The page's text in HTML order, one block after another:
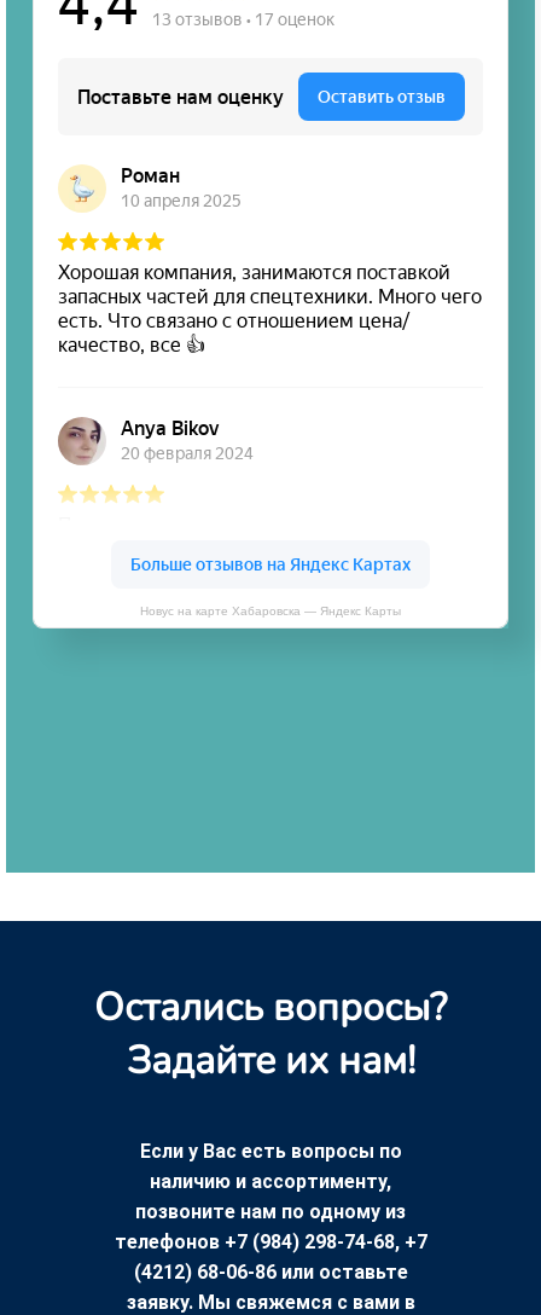
Новус на карте Хабаровска — Яндекс Карты
Остались вопросы?
Задайте их нам!
Если у Вас есть вопросы по
наличию и ассортименту,
позвоните нам по одному из
телефонов +7 (984) 298-74-68, +7
(4212) 68-06-86 или оставьте
заявку. Мы свяжемся с вами в